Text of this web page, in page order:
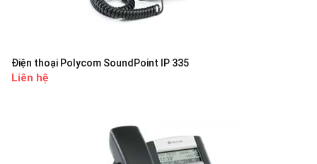
Điện thoại Polycom SoundPoint IP 335
Liên hệ